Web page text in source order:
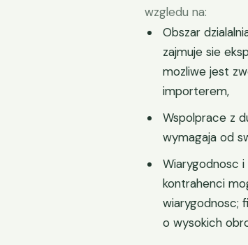
wzgledu na:
Obszar
zajmuje sie
mozliwe jest
importerem,
Wspolprace z
wymagaja od
Wiarygodnosc
kontrahenci
wiarygodnosc;
o wysokich